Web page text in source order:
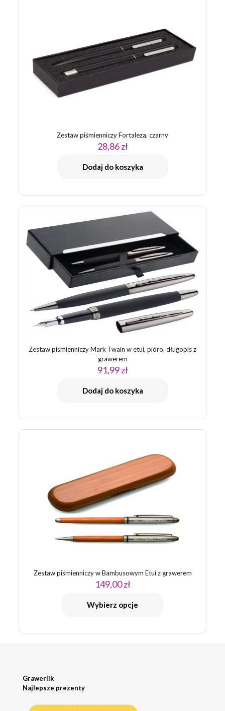
gwiazdek
2 z 5
gwiazdek
3 z 5
gwiazdek
4 z 5
gwiazdek
5 z 5
gwiazdek
mail*
Zapamiętaj moje dane w tej przeglądarce podczas pisania
kolejnych komentarzy.
Zestaw piśmienniczy Fortaleza, czarny
28,86zł
Dodaj do koszyka
Zestaw piśmienniczy Mark Twain w etui, pióro, długopis z
grawerem
91,99zł
Dodaj do koszyka
Zestaw piśmienniczy w Bambusowym Etui z grawerem
149,00zł
Wybierz opcje
Grawerlik
Najlepsze prezenty